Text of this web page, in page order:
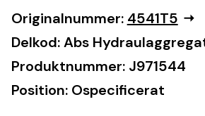
Originalnummer: 4541T5
Delkod: Abs
Produktnummer: J971544
Position: Ospecificerat